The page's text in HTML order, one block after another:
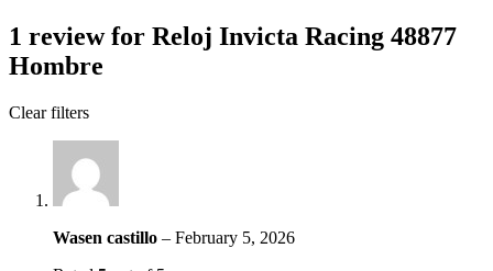
1 review for Reloj Invicta Racing 48877
Hombre
Clear filters
Wasen castillo – February 5, 2026